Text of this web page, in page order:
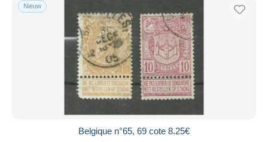
Nieuw
Belgique n°65, 69 cote 8.25€